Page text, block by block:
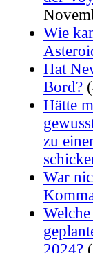
Wie
Hat
Bord?
Hätte
zu
War
2024?